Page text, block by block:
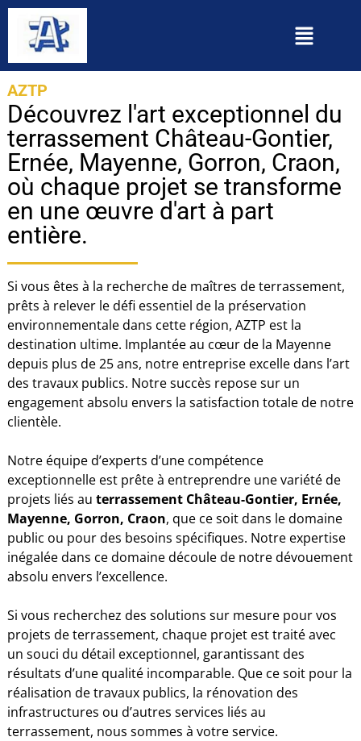
AZTP
Découvrez l'art exceptionnel du
terrassement Château-Gontier,
Ernée, Mayenne, Gorron, Craon,
où chaque projet se transforme
en une œuvre d'art à part
entière.
Si vous êtes à la recherche de maîtres de terrassement,
prêts à relever le défi essentiel de la préservation
environnementale dans cette région, AZTP est la
destination ultime. Implantée au cœur de la Mayenne
depuis plus de 25 ans, notre entreprise excelle dans l’art
des travaux publics. Notre succès repose sur un
engagement absolu envers la satisfaction totale de notre
clientèle.
Notre équipe d’experts d’une compétence
exceptionnelle est prête à entreprendre une variété de
projets liés au terrassement Château-Gontier, Ernée,
Mayenne, Gorron, Craon, que ce soit dans le domaine
public ou pour des besoins spécifiques. Notre expertise
inégalée dans ce domaine découle de notre dévouement
absolu envers l’excellence.
Si vous recherchez des solutions sur mesure pour vos
projets de terrassement, chaque projet est traité avec
un souci du détail exceptionnel, garantissant des
résultats d’une qualité incomparable. Que ce soit pour la
réalisation de travaux publics, la rénovation des
infrastructures ou d’autres services liés au
terrassement, nous sommes à votre service.